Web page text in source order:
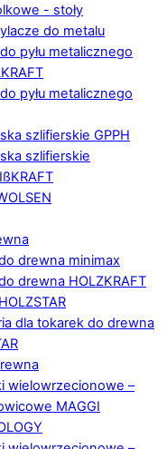
- stoły
do metalu
pyłu metalicznego
pyłu metalicznego
szlifierskie GPPH
szlifierskie
drewna minimax
drewna HOLZKRAFT
dla tokarek do drewna
wielowrzecionowe –
MAGGI